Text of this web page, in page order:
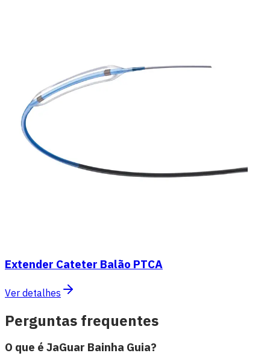
Extender Cateter Balão PTCA
Ver detalhes
Perguntas frequentes
O que é JaGuar Bainha Guia?